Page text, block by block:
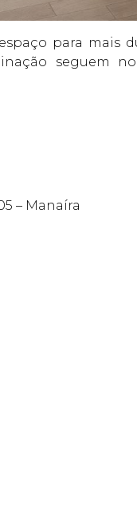
para mais
seguem
– Manaíra